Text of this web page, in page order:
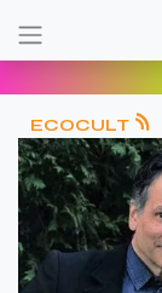
ECOCULT